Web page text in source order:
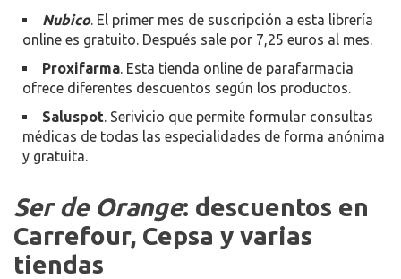
Nubico. El primer mes de suscripción a esta librería
online es gratuito. Después sale por 7,25 euros al mes.
Proxifarma . Esta tienda online de parafarmacia
ofrece diferentes descuentos según los productos.
Saluspot . Serivicio que permite formular consultas
médicas de todas las especialidades de forma anónima
y gratuita.
Ser de Orange: descuentos en
Carrefour, Cepsa y varias
tiendas